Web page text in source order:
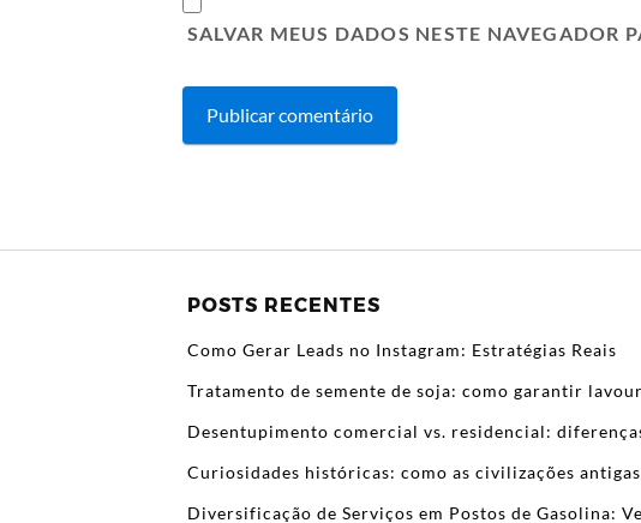
SALVAR MEUS DADOS NESTE NAVEGADOR
POSTS RECENTES
Como Gerar Leads no Instagram: Estratégias Reais
Tratamento de semente de soja: como garantir
Desentupimento comercial vs. residencial:
Curiosidades históricas: como as civilizações
Diversificação de Serviços em Postos de Gasolina: